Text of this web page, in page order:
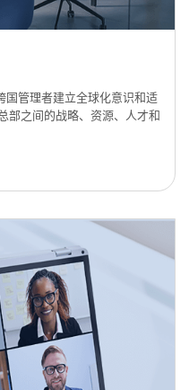
国管理者建立全球化意识和适
部之间的战略、资源、人才和